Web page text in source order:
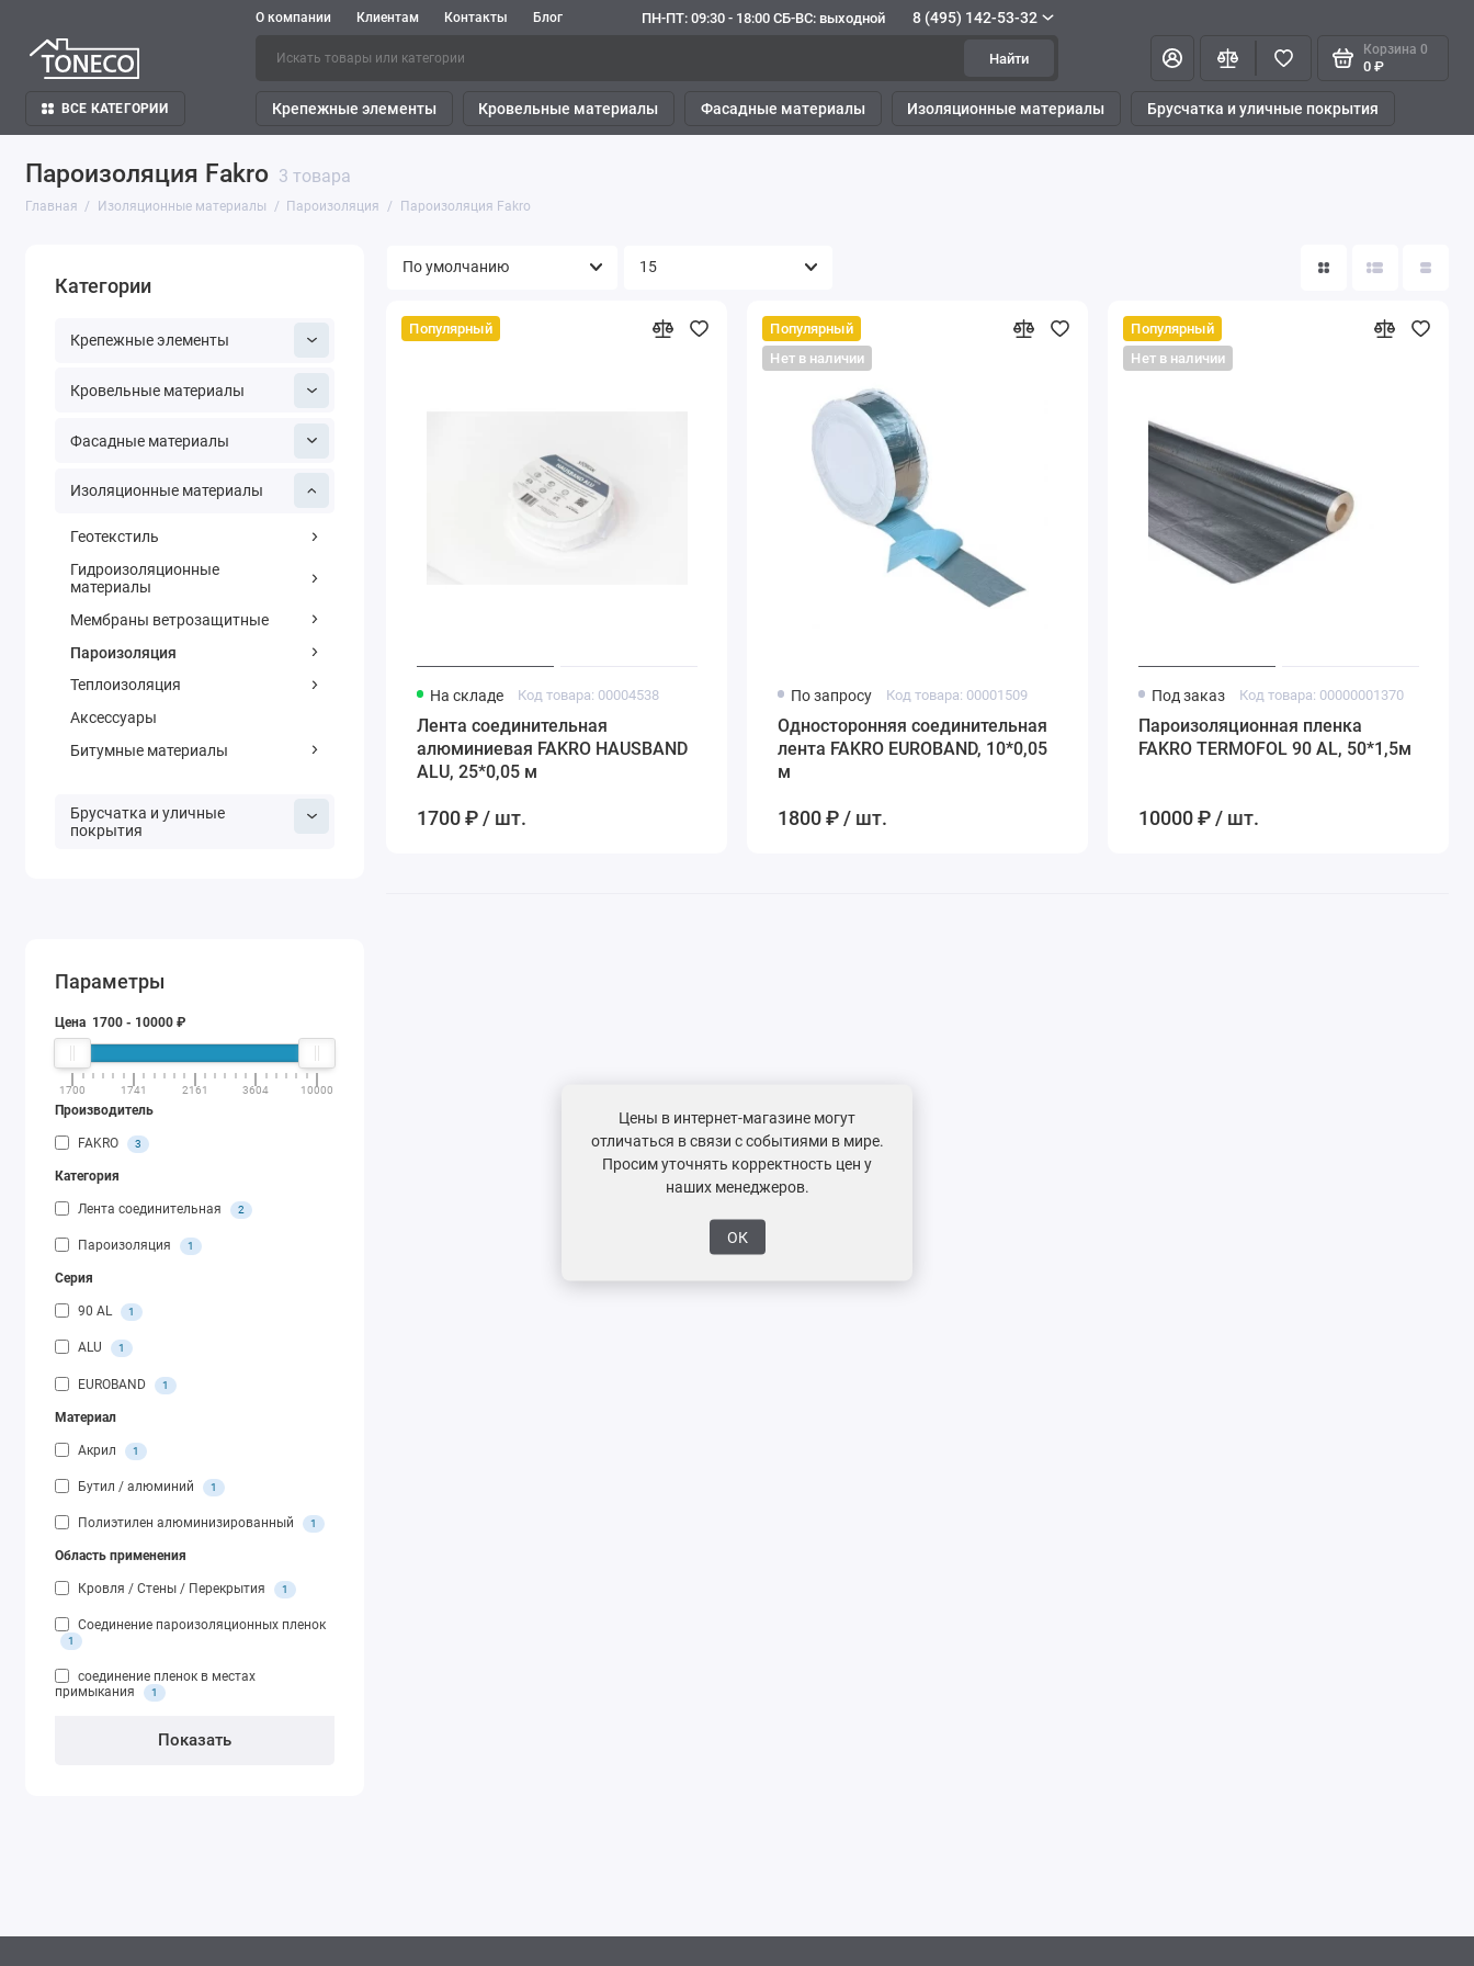
О компании Клиентам Контакты Блог ПН-ПТ: 09:30 - 18:00 СБ-ВС: выходной 8 (495) 142-53-32
Найти
Корзина 0
0 ₽
ВСЕ КАТЕГОРИИ Крепежные элементы Кровельные материалы Фасадные материалы Изоляционные материалы Брусчатка и уличные покрытия
Пароизоляция Fakro 3 товара
Главная Изоляционные материалы Пароизоляция Пароизоляция Fakro
Категории
Крепежные элементы
Кровельные материалы
Фасадные материалы
Изоляционные материалы
Геотекстиль
Гидроизоляционные
материалы
Мембраны ветрозащитные
Пароизоляция
Теплоизоляция
Аксессуары
Битумные материалы
Брусчатка и уличные
покрытия
Параметры
Цена 1700 - 10000 ₽
1700 1741 2161 3604 10000
Производитель
FAKRO 3
Категория
Лента соединительная 2
Пароизоляция 1
Серия
90 AL 1
ALU 1
EUROBAND 1
Материал
Акрил 1
Бутил / алюминий 1
Полиэтилен алюминизированный 1
Область применения
Кровля / Стены / Перекрытия 1
Соединение пароизоляционных пленок
1
соединение пленок в местах
примыкания
1
Популярный
На складе Код товара: 00004538
Лента соединительная
алюминиевая FAKRO HAUSBAND
ALU, 25*0,05 м
1700 ₽ / шт.
Популярный
Нет в наличии
По запросу Код товара: 00001509
Односторонняя соединительная
лента FAKRO EUROBAND, 10*0,05
м
1800 ₽ / шт.
Популярный
Нет в наличии
Под заказ Код товара: 00000001370
Пароизоляционная пленка
FAKRO TERMOFOL 90 AL, 50*1,5м
10000 ₽ / шт.
Цены в интернет-магазине могут
отличаться в связи с событиями в мире.
Просим уточнять корректность цен у
наших менеджеров.
ОК